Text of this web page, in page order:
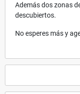
Además dos zonas
descubiertos.
No esperes más y